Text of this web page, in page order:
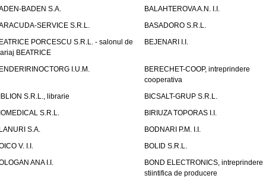
BADEN S.A.
BALAHTEROVA A.N. I.I.
SERVICE S.R.L.
BASADORO S.R.L.
PORCESCU S.R.L. - salonul de
BEATRICE
BEJENARI I.I.
I.U.M.
BERECHET-COOP, intreprindere
cooperativa
S.R.L., librarie
BICSALT-GRUP S.R.L.
S.R.L.
BIRIUZA TOPORAS I.I.
S.A.
BODNARI P.M. I.I.
V. I.I.
BOLID S.R.L.
ANA I.I.
BOND ELECTRONICS, intreprindere
stiintifica de producere